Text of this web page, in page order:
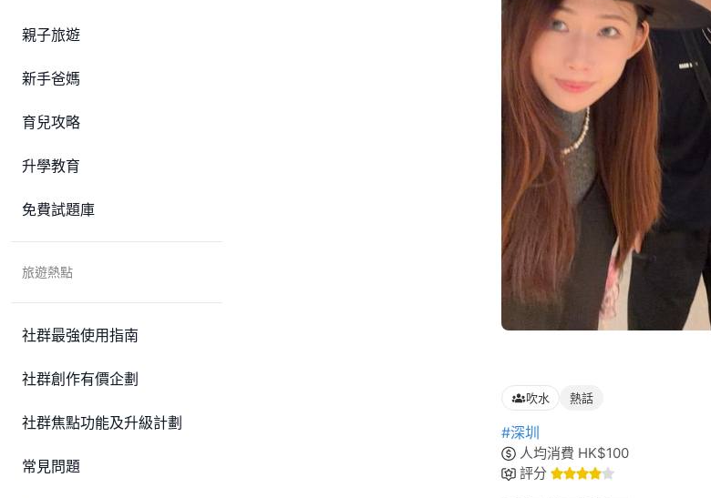
親子旅遊
新手爸媽
育兒攻略
升學教育
免費試題庫
旅遊熱點
社群最強使用指南
社群創作有價企劃
社群焦點功能及升級計劃
常見問題
吹水 熱話
#深圳
人均消費 HK$100
評分